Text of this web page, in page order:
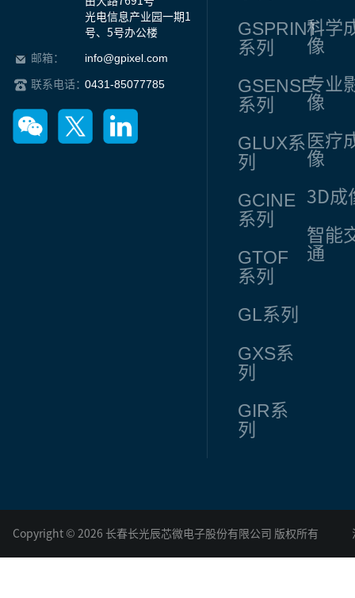
光电信息产业园一期1
号、5号办公楼
邮箱： info@gpixel.com
联系电话：0431-85077785
GSPRINT
系列
GSENSE
系列
GLUX系
列
GCINE
系列
GTOF
系列
GL系列
GXS系
列
GIR系
列
科学
像
专业
像
医疗
像
3D成
智能
通
Copyright © 2026 长春长光辰芯微电子股份有限公司 版权所有